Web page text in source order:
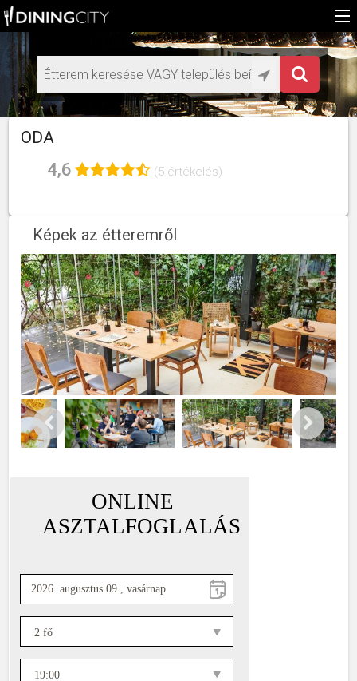
Főoldal
Médiaajánlat éttermeknek
HU
ODA
4,6 (5 értékelés)
Képek az étteremről